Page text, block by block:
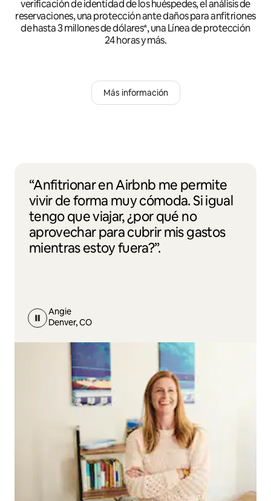
verificación de identidad de los huéspedes, el análisis de
reservaciones, una protección ante daños para anfitriones
de hasta 3 millones de dólares*, una Línea de protección
24 horas y más.
Más información
“Anfitrionar en Airbnb me permite
vivir de forma muy cómoda. Si igual
tengo que viajar, ¿por qué no
aprovechar para cubrir mis gastos
mientras estoy fuera?”.
Angie
Denver, CO